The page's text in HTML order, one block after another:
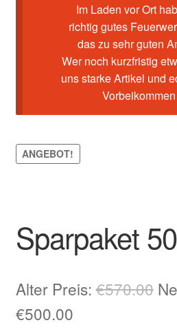
Im Laden vor Ort
richtig gutes
das zu sehr guten
Wer noch kurzfristig
uns starke Artikel und
ANGEBOT!
Sparpaket
Alter Preis: €570.00
€500.00Aktueller